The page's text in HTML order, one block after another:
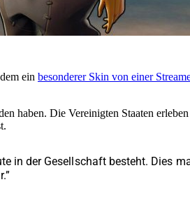
ein besonderer Skin von einer
haben. Die Vereinigten Staaten
in der Gesellschaft besteht. Dies